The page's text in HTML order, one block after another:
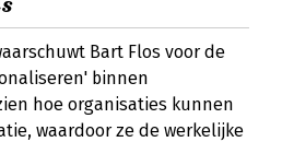
Bart Flos voor de
binnen
hoe organisaties kunnen
waardoor ze de werkelijke